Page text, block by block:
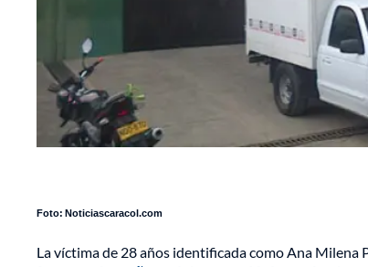
Foto: Noticiascaracol.com
La víctima de 28 años identificada como Ana Milena